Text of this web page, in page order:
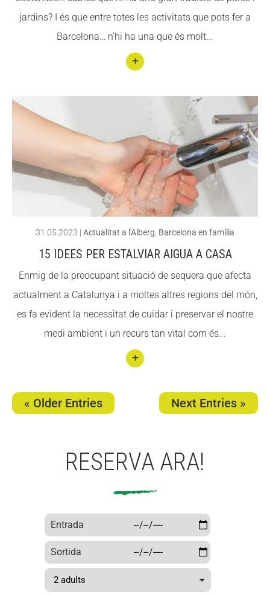
me
s’om
ple
de
jardins? I és que entre totes les activitats que pots fer a
Barcelona… n’hi ha una que és molt...
nuar
t 14
ns
espe
ctacu
Barce
lona
31.05.2023 | Actualitat a l'Alberg Barcelona en família
15 IDEES PER ESTALVIAR AIGUA A CASA
Enmig de la preocupant situació de sequera que afecta
actualment a Catalunya i a moltes altres regions del món,
es fa evident la necessitat de cuidar i preservar el nostre
medi ambient i un recurs tan vital com és...
per
aigu
a a
casa
« Older Entries Next Entries »
RESERVA ARA!
Entrada
Sortida